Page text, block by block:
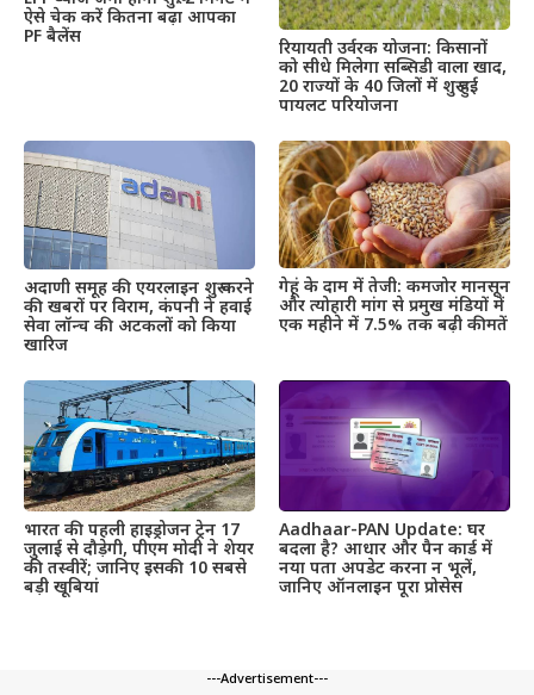
ऐसे चेक करें कितना बढ़ा आपका
PF बैलेंस
रियायती उर्वरक योजना: किसानों
को सीधे मिलेगा सब्सिडी वाला खाद,
20 राज्यों के 40 जिलों में शुरू हुई
पायलट परियोजना
अदाणी समूह की एयरलाइन शुरू करने
की खबरों पर विराम, कंपनी ने हवाई
सेवा लॉन्च की अटकलों को किया
खारिज
गेहूं के दाम में तेजी: कमजोर मानसून
और त्योहारी मांग से प्रमुख मंडियों में
एक महीने में 7.5% तक बढ़ी कीमतें
भारत की पहली हाइड्रोजन ट्रेन 17
जुलाई से दौड़ेगी, पीएम मोदी ने शेयर
की तस्वीरें; जानिए इसकी 10 सबसे
बड़ी खूबियां
Aadhaar-PAN Update: घर
बदला है? आधार और पैन कार्ड में
नया पता अपडेट करना न भूलें,
जानिए ऑनलाइन पूरा प्रोसेस
---Advertisement---